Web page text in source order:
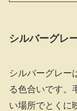
シルバーグレ
シルバーグレー
る色合いです。
い場所でとくに